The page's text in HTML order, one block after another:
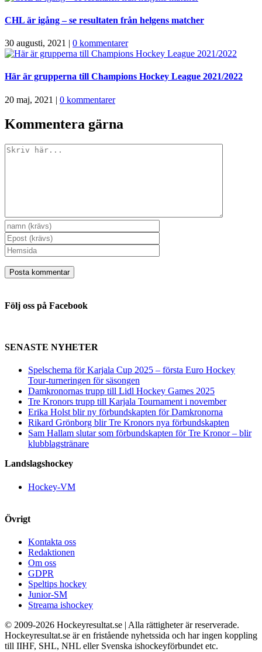
CHL är igång – se resultaten från helgens matcher
30 augusti, 2021 | 0 kommentarer
Här är grupperna till Champions Hockey League 2021/2022
20 maj, 2021 | 0 kommentarer
Kommentera gärna
Kommentar
Följ oss på Facebook
SENASTE NYHETER
Spelschema för Karjala Cup 2025 – första Euro Hockey
Tour-turneringen för säsongen
Damkronornas trupp till Lidl Hockey Games 2025
Tre Kronors trupp till Karjala Tournament i november
Erika Holst blir ny förbundskapten för Damkronorna
Rikard Grönborg blir Tre Kronors nya förbundskapten
Sam Hallam slutar som förbundskapten för Tre Kronor – blir
klubblagstränare
Landslagshockey
Hockey-VM
Övrigt
Kontakta oss
Redaktionen
Om oss
GDPR
Speltips hockey
Junior-SM
Streama ishockey
© 2009-2026 Hockeyresultat.se | Alla rättigheter är reserverade.
Hockeyresultat.se är en fristående nyhetssida och har ingen koppling
till IIHF, SHL, NHL eller Svenska ishockeyförbundet etc.